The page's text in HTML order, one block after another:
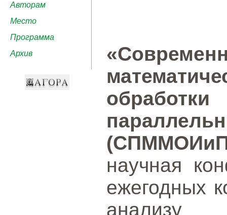
Авторам
Место
Программа
Архив
научная
ежегодных
анализу